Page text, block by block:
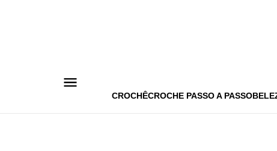
CROCHÊCROCHE PASSO A PASSO